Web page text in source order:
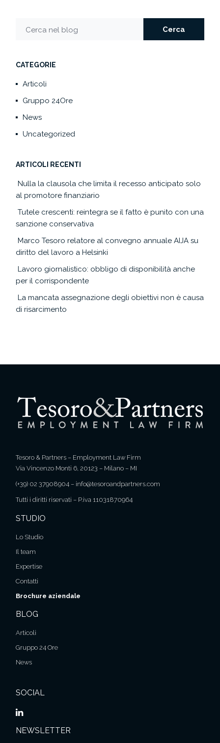
Cerca nel blog Cerca
CATEGORIE
Articoli
Gruppo 24Ore
News
Uncategorized
ARTICOLI RECENTI
Nulla la clausola che limita il recesso anticipato solo
al promotore finanziario
Tutele crescenti: reintegra se il fatto è punito con una
sanzione conservativa
Marco Tesoro relatore al convegno annuale AIJA su
diritto del lavoro a Helsinki
Lavoro giornalistico: obbligo di disponibilità anche
per il corrispondente
La mancata assegnazione degli obiettivi non è causa
di risarcimento
Tesoro & Partners – Employment Law Firm
Via Vincenzo Monti 6, 20123 – Milano – MI
(+39) 02 37908904 – info@tesoroandpartners.com
Tutti i diritti riservati – P.iva 11031870964
STUDIO
Lo Studio
Il team
Expertise
Contatti
Brochure aziendale
BLOG
Articoli
Gruppo 24 Ore
News
SOCIAL
NEWSLETTER